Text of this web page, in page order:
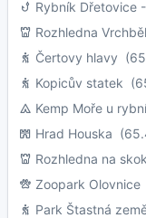
Rybník Dřetovice
Rozhledna
Čertovy hlavy
Kopicův statek
Kemp Moře u
Hrad Houska
Rozhledna na
Zoopark Olovnice
Park Štastná